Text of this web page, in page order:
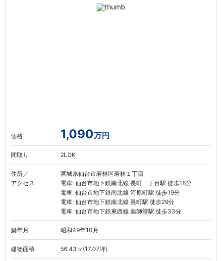
価格 1,090万円
間取り 2LDK
住所／
アクセス
宮城県仙台市若林区若林１丁目
電車: 仙台市地下鉄南北線 長町一丁目駅 徒歩18分
電車: 仙台市地下鉄南北線 河原町駅 徒歩19分
電車: 仙台市地下鉄南北線 長町駅 徒歩29分
電車: 仙台市地下鉄東西線 薬師堂駅 徒歩33分
築年月 昭和49年10月
建物面積 56.43㎡(17.07坪)